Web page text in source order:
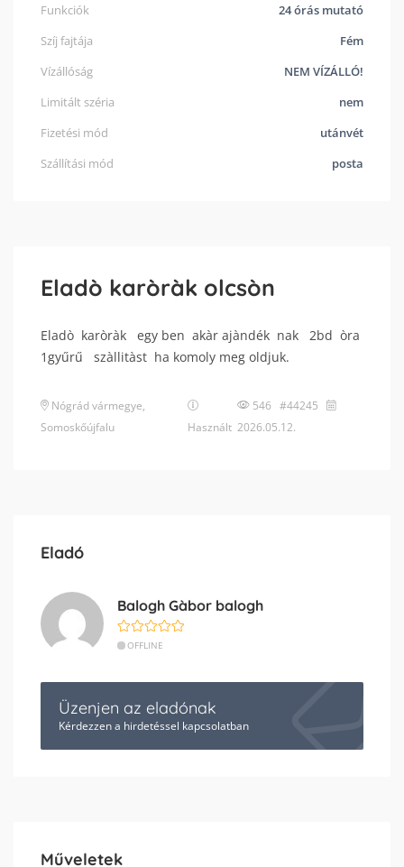
Funkciók
24 órás mutató
Szíj fajtája
Fém
Vízállóság
NEM VÍZÁLLÓ!
Limitált széria
nem
Fizetési mód
utánvét
Szállítási mód
posta
Eladò karòràk olcsòn
Eladò karòràk egy ben akàr ajàndék nak 2bd òra
1gyűrű szàllitàst ha komoly meg oldjuk.
Nógrád vármegye,
Somoskőújfalu
Használt
546 #44245
2026.05.12.
Eladó
Balogh Gàbor balogh
OFFLINE
Üzenjen az eladónak
Kérdezzen a hirdetéssel kapcsolatban
Műveletek